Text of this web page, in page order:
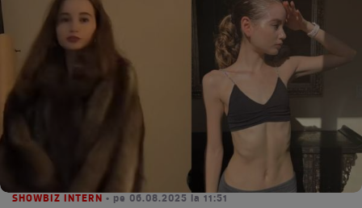
SHOWBIZ INTERN • pe 06.08.2025 la 11:51